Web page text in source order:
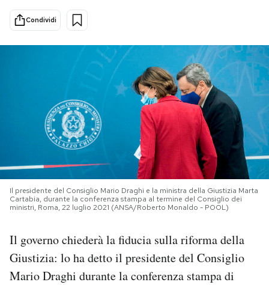
Tecnologia
Internet
Scienza
Media
Europa
Altrecose
Mondiali calcio 2026
PODCAST
NEWSLETTER
SHOP
Condividi
Il presidente del Consiglio Mario Draghi e la ministra della Giustizia Marta
Cartabia, durante la conferenza stampa al termine del Consiglio dei
ministri, Roma, 22 luglio 2021 (ANSA/Roberto Monaldo - POOL)
Il governo chiederà la fiducia sulla riforma della
Giustizia: lo ha detto il presidente del Consiglio
Mario Draghi durante la conferenza stampa di